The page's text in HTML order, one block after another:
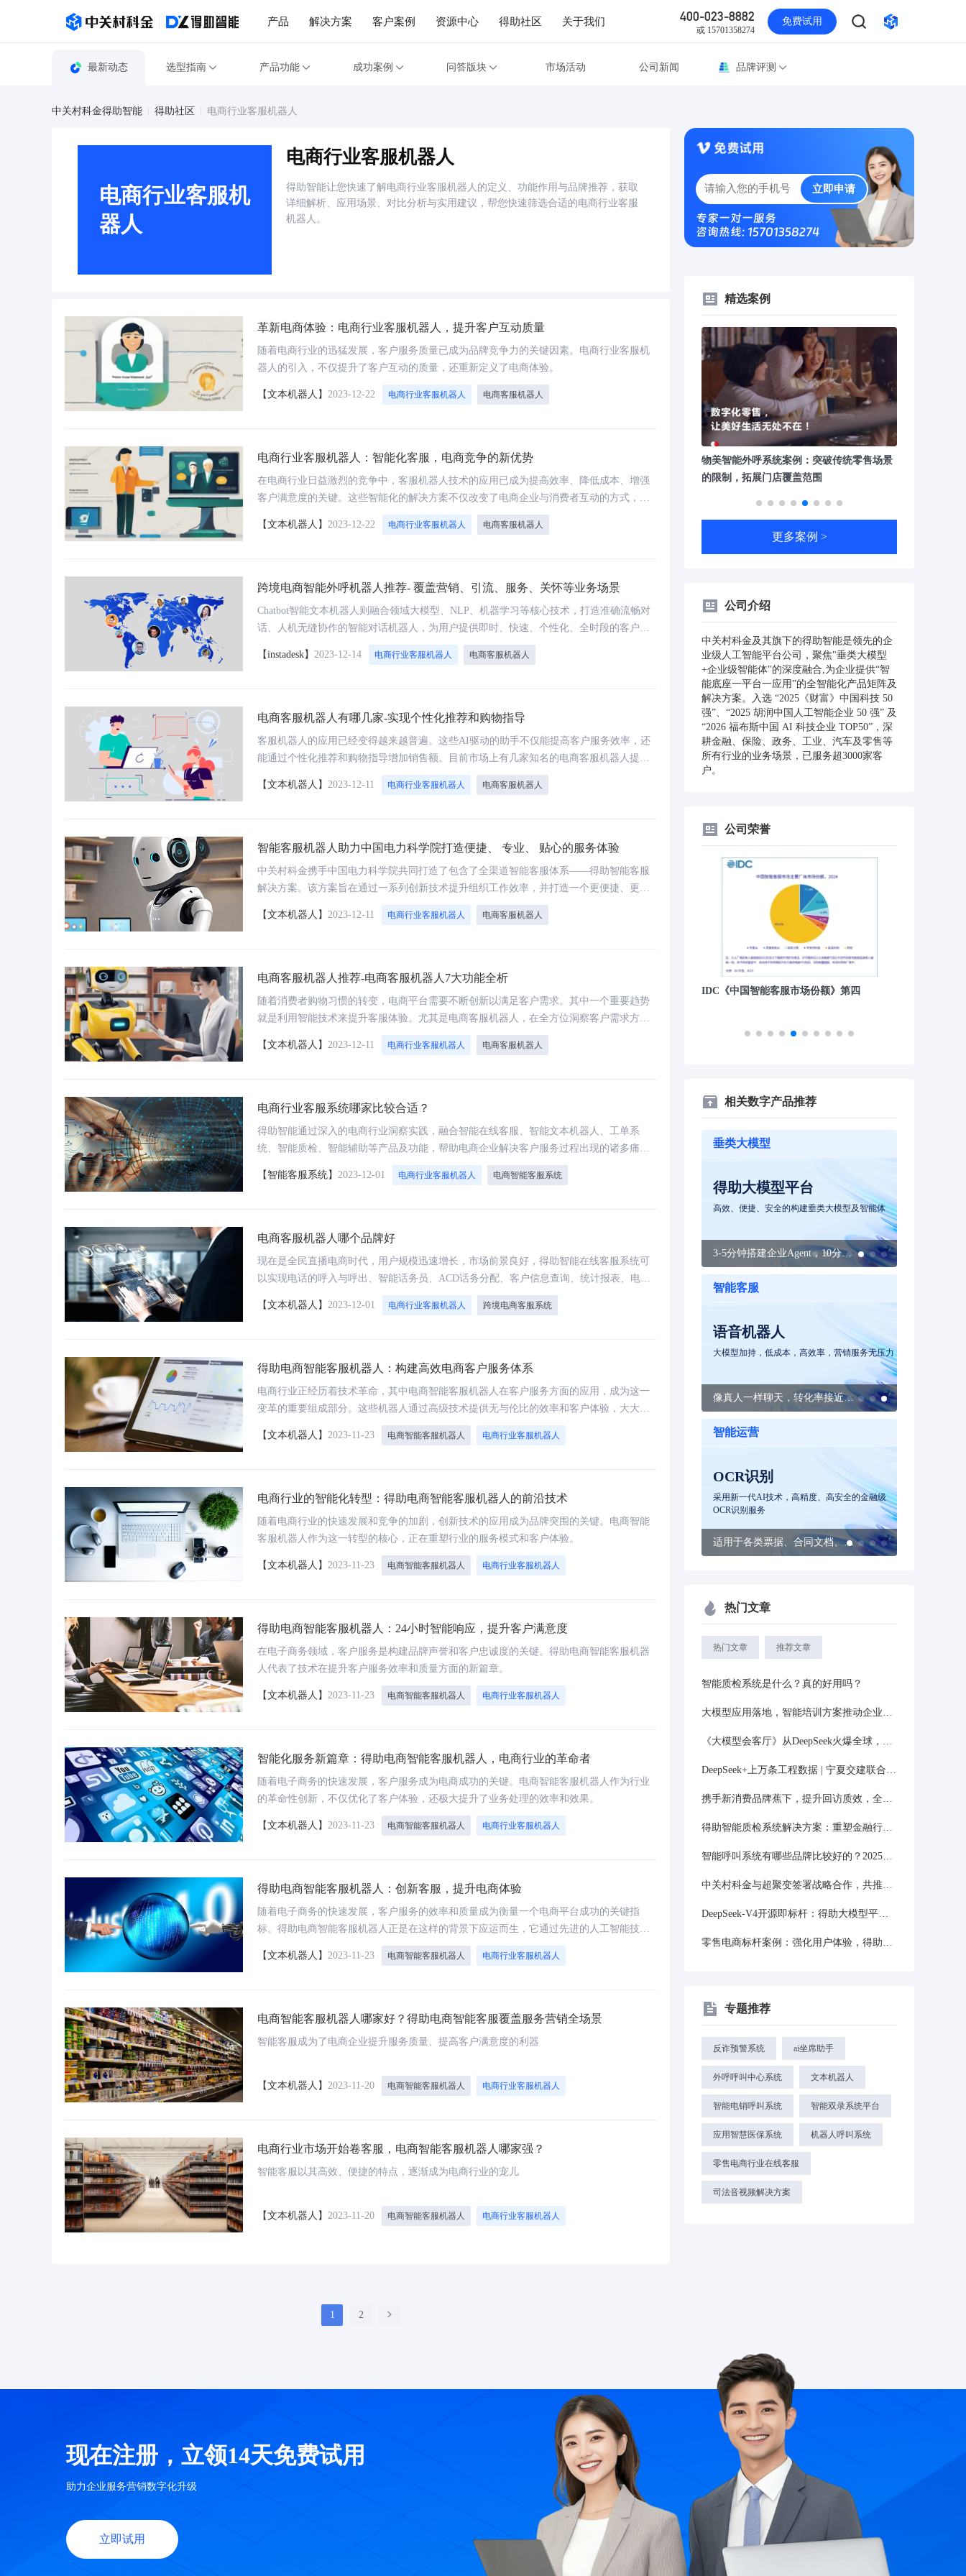
产品 解决方案 客户案例 资源中心 得助社区 关于我们 400-023-8882
或 15701358274
免费试用
最新动态 选型指南 产品功能 成功案例 问答版块 市场活动 公司新闻 品牌评测
中关村科金得助智能 得助社区 电商行业客服机器人
电商行业客服机
器人
电商行业客服机器人
得助智能让您快速了解电商行业客服机器人的定义、功能作用与品牌推荐，获取
详细解析、应用场景、对比分析与实用建议，帮您快速筛选合适的电商行业客服
机器人。
革新电商体验：电商行业客服机器人，提升客户互动质量
随着电商行业的迅猛发展，客户服务质量已成为品牌竞争力的关键因素。电商行业客服机
器人的引入，不仅提升了客户互动的质量，还重新定义了电商体验。
【文本机器人】 2023-12-22 电商行业客服机器人 电商客服机器人
电商行业客服机器人：智能化客服，电商竞争的新优势
在电商行业日益激烈的竞争中，客服机器人技术的应用已成为提高效率、降低成本、增强
客户满意度的关键。这些智能化的解决方案不仅改变了电商企业与消费者互动的方式，还
【文本机器人】 2023-12-22 电商行业客服机器人 电商客服机器人
跨境电商智能外呼机器人推荐- 覆盖营销、引流、服务、关怀等业务场景
Chatbot智能文本机器人则融合领域大模型、NLP、机器学习等核心技术，打造准确流畅对
话、人机无缝协作的智能对话机器人，为用户提供即时、快速、个性化、全时段的客户服
【instadesk】 2023-12-14 电商行业客服机器人 电商客服机器人
电商客服机器人有哪几家-实现个性化推荐和购物指导
客服机器人的应用已经变得越来越普遍。这些AI驱动的助手不仅能提高客户服务效率，还
能通过个性化推荐和购物指导增加销售额。目前市场上有几家知名的电商客服机器人提供
者，例如Zendesk、fredesk等。但在这众多选择中，得助电商客服机器人因不错的其个性化
服务和强大的购物指导功能受到广大企业的欢迎
【文本机器人】 2023-12-11 电商行业客服机器人 电商客服机器人
智能客服机器人助力中国电力科学院打造便捷、 专业、 贴心的服务体验
中关村科金携手中国电力科学院共同打造了包含了全渠道智能客服体系——得助智能客服
解决方案。该方案旨在通过一系列创新技术提升组织工作效率，并打造一个更便捷、更专
业、更贴心的员工服务体验。得助智能文本机器人在此体系中发挥关键作用，并带来革命
性变化。
【文本机器人】 2023-12-11 电商行业客服机器人 电商客服机器人
电商客服机器人推荐-电商客服机器人7大功能全析
随着消费者购物习惯的转变，电商平台需要不断创新以满足客户需求。其中一个重要趋势
就是利用智能技术来提升客服体验。尤其是电商客服机器人，在全方位洞察客户需求方面
扮演了至关重要的角色，让客户服务转化过程更加轻松。
【文本机器人】 2023-12-11 电商行业客服机器人 电商客服机器人
电商行业客服系统哪家比较合适？
得助智能通过深入的电商行业洞察实践，融合智能在线客服、智能文本机器人、工单系
统、智能质检、智能辅助等产品及功能，帮助电商企业解决客户服务过程出现的诸多痛
点，助力整体服务质量的提升，为企业及消费者提供一体化智能服务体系。
【智能客服系统】 2023-12-01 电商行业客服机器人 电商智能客服系统
电商客服机器人哪个品牌好
现在是全民直播电商时代，用户规模迅速增长，市场前景良好，得助智能在线客服系统可
以实现电话的呼入与呼出、智能话务员、ACD话务分配、客户信息查询、统计报表、电话
回访、录音等功能，帮助电商直播行业降低人力成本，服务好客户，提高客服工作效率。
【文本机器人】 2023-12-01 电商行业客服机器人 跨境电商客服系统
得助电商智能客服机器人：构建高效电商客户服务体系
电商行业正经历着技术革命，其中电商智能客服机器人在客户服务方面的应用，成为这一
变革的重要组成部分。这些机器人通过高级技术提供无与伦比的效率和客户体验，大大优
【文本机器人】 2023-11-23 电商智能客服机器人 电商行业客服机器人
电商行业的智能化转型：得助电商智能客服机器人的前沿技术
随着电商行业的快速发展和竞争的加剧，创新技术的应用成为品牌突围的关键。电商智能
客服机器人作为这一转型的核心，正在重塑行业的服务模式和客户体验。
【文本机器人】 2023-11-23 电商智能客服机器人 电商行业客服机器人
得助电商智能客服机器人：24小时智能响应，提升客户满意度
在电子商务领域，客户服务是构建品牌声誉和客户忠诚度的关键。得助电商智能客服机器
人代表了技术在提升客户服务效率和质量方面的新篇章。
【文本机器人】 2023-11-23 电商智能客服机器人 电商行业客服机器人
智能化服务新篇章：得助电商智能客服机器人，电商行业的革命者
随着电子商务的快速发展，客户服务成为电商成功的关键。电商智能客服机器人作为行业
的革命性创新，不仅优化了客户体验，还极大提升了业务处理的效率和效果。
【文本机器人】 2023-11-23 电商智能客服机器人 电商行业客服机器人
得助电商智能客服机器人：创新客服，提升电商体验
随着电子商务的快速发展，客户服务的效率和质量成为衡量一个电商平台成功的关键指
标。得助电商智能客服机器人正是在这样的背景下应运而生，它通过先进的人工智能技
术，为电商行业提供了全新的客户服务模式。
【文本机器人】 2023-11-23 电商智能客服机器人 电商行业客服机器人
电商智能客服机器人哪家好？得助电商智能客服覆盖服务营销全场景
智能客服成为了电商企业提升服务质量、提高客户满意度的利器
【文本机器人】 2023-11-20 电商智能客服机器人 电商行业客服机器人
电商行业市场开始卷客服，电商智能客服机器人哪家强？
智能客服以其高效、便捷的特点，逐渐成为电商行业的宠儿
【文本机器人】 2023-11-20 电商智能客服机器人 电商行业客服机器人
1 2
立即申请
专家一对一服务
咨询热线: 15701358274
精选案例
统案例：投诉录音量从
杭州医保：医保小智全时段智能应答、文字
客服“即时应答”、视频客服“远程办理”
上汽集团智能外呼系统案例：激活客户需
求，赋能营销服务流程数字化升级
物美智能外呼系统案例：突破传统零售场景
的限制，拓展门店覆盖范围
中国工商银行企业微信SCRM案例：赋能生
产经营活动，提升线上营销效能
更多案例 >
公司介绍
中关村科金及其旗下的得助智能是领先的企
业级人工智能平台公司，聚焦"垂类大模型
+企业级智能体"的深度融合,为企业提供“智
能底座一平台一应用”的全智能化产品矩阵及
解决方案。入选 “2025《财富》中国科技 50
强”、“2025 胡润中国人工智能企业 50 强” 及
“2026 福布斯中国 AI 科技企业 TOP50”，深
耕金融、保险、政务、工业、汽车及零售等
所有行业的业务场景，已服务超3000家客
户。
公司荣誉
行业发展典型案例
IDC《中国大模型开发平台2025年厂商评
估》领导者
沙丘社区《2024中国大模型先锋案例
相关数字产品推荐
垂类大模型
支持报告/文案/标书，快速完成高质量内容
知识库 得助大模型平台 模型训练平台
企业级大模型开发平台，一站式服务简化大模型
解决模型训练难、成本高、人才短缺等难题
智能客服
超高拟人化客服机器人，提升客户满意度
稳定无压力
24小时外呼：效率提升10倍，成本大降5倍
智能陪练
模拟真实场景1V1智能对练，赋能企业员工快速
2分钟对练一局，实战对话秒变行业专家
智能运营
提供智能合规的理财双录、保险双录、信贷面签
为金融行业提供音视频能力解决方案
采用新一代AI技术，高精度、高安全的金融级
智能工牌
打开线下服务场景黑盒，为销售管理、客户分析
提供充足弹药
助力线下销售场景数字化转型，质检销售提升业绩
热门文章
热门文章 推荐文章
智能质检系统是什么？真的好用吗？
大模型应用落地，智能培训方案推动企业人才能力升级
《大模型会客厅》从DeepSeek火爆全球，到大模型应用落地，企业要怎么做？
DeepSeek+上万条工程数据 | 宁夏交建联合中关村科金得助智能打造国内首个工程领域大模型应用平台
携手新消费品牌蕉下，提升回访质效，全面触达末端客户
得助智能质检系统解决方案：重塑金融行业服务品质的新篇章
智能呼叫系统有哪些品牌比较好的？2025品牌排行榜前十口碑推荐！
中关村科金与超聚变签署战略合作，共推企业级AI规模化落地！
DeepSeek-V4开源即标杆：得助大模型平台率先完成基础对接，完成智能升级！
零售电商标杆案例：强化用户体验，得助智能质检提升瑞幸咖啡全国客服质量
专题推荐
反诈预警系统 ai坐席助手
外呼呼叫中心系统 文本机器人
智能电销呼叫系统 智能双录系统平台
应用智慧医保系统 机器人呼叫系统
零售电商行业在线客服
司法音视频解决方案
现在注册，立领14天免费试用
助力企业服务营销数字化升级
立即试用